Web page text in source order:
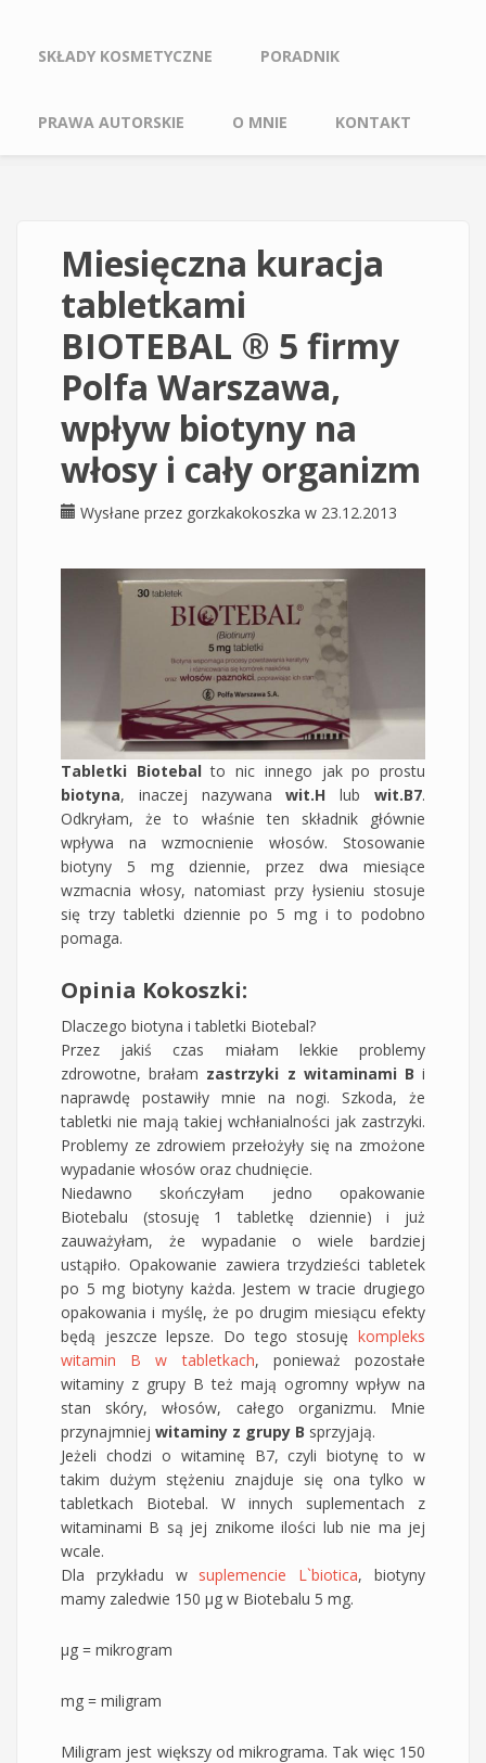
SKŁADY KOSMETYCZNE PORADNIK
PRAWA AUTORSKIE O MNIE KONTAKT
Miesięczna kuracja
tabletkami
BIOTEBAL ® 5 firmy
Polfa Warszawa,
wpływ biotyny na
włosy i cały organizm
Wysłane przez gorzkakokoszka w 23.12.2013
Tabletki Biotebalto nic innego jak po prostu
biotyna, inaczej nazywanawit.H lubwit.B7.
Odkryłam, że to właśnie ten składnik głównie
wpływa na wzmocnienie włosów. Stosowanie
biotyny 5 mg dziennie, przez dwa miesiące
wzmacnia włosy, natomiast przy łysieniu stosuje
się trzy tabletki dziennie po 5 mg i to podobno
pomaga.
Opinia Kokoszki:
Dlaczego biotyna i tabletki Biotebal?
Przez jakiś czas miałam lekkie problemy
zdrowotne, brałam zastrzyki z witaminami B i
naprawdę postawiły mnie na nogi. Szkoda, że
tabletki nie mają takiej wchłanialności jak zastrzyki.
Problemy ze zdrowiem przełożyły się na zmożone
wypadanie włosów oraz chudnięcie.
Niedawno skończyłam jedno opakowanie
Biotebalu (stosuję 1 tabletkę dziennie) i już
zauważyłam, że wypadanie o wiele bardziej
ustąpiło. Opakowanie zawiera trzydzieści tabletek
po 5 mg biotyny każda. Jestem w tracie drugiego
opakowania i myślę, że po drugim miesiącu efekty
będą jeszcze lepsze. Do tego stosuję kompleks
witamin B w tabletkach, ponieważ pozostałe
witaminy z grupy B też mają ogromny wpływ na
stan skóry, włosów, całego organizmu. Mnie
przynajmniej witaminy z grupy B sprzyjają.
Jeżeli chodzi o witaminę B7, czyli biotynę to w
takim dużym stężeniu znajduje się ona tylko w
tabletkach Biotebal. W innych suplementach z
witaminami B są jej znikome ilości lub nie ma jej
wcale.
Dla przykładu w suplemencie L`biotica, biotyny
mamy zaledwie 150 µg w Biotebalu 5 mg.
µg = mikrogram
mg = miligram
Miligram jest większy od mikrograma. Tak więc 150